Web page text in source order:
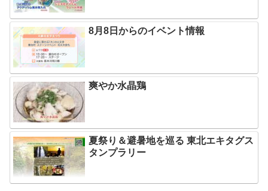
8月8日からのイベント情報
爽やか水晶鶏
夏祭り＆避暑地を巡る 東北エキタグス
タンプラリー